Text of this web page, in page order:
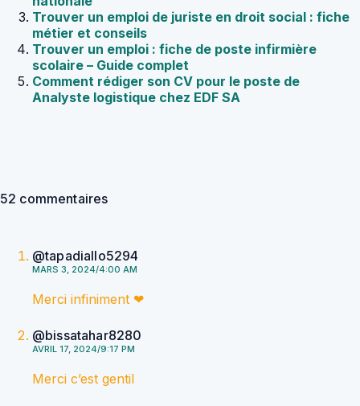
Trouver un emploi de juriste en droit social : fiche
métier et conseils
Trouver un emploi : fiche de poste infirmière
scolaire – Guide complet
Comment rédiger son CV pour le poste de
Analyste logistique chez EDF SA
52 commentaires
@tapadiallo5294
MARS 3, 2024/4:00 AM
Merci infiniment ❤
@bissatahar8280
AVRIL 17, 2024/9:17 PM
Merci c’est gentil